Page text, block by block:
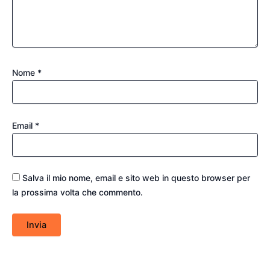
Nome *
Email *
Salva il mio nome, email e sito web in questo browser per
la prossima volta che commento.